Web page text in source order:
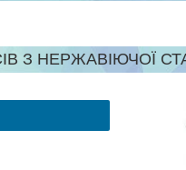
З НЕРЖАВІЮЧОЇ